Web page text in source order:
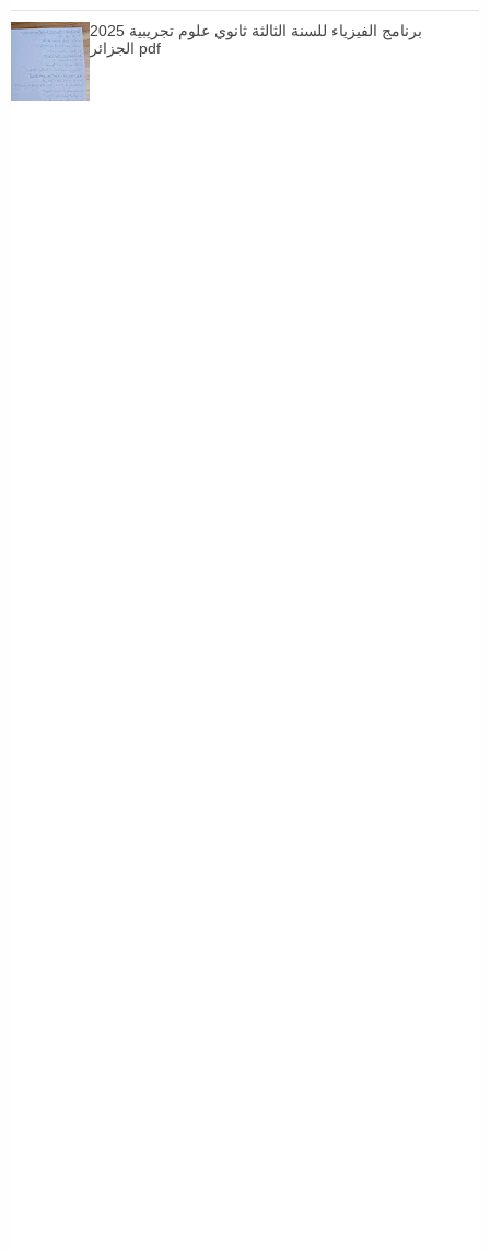
برنامج الفيزياء للسنة الثالثة ثانوي علوم تجريبية 2025
الجزائر pdf